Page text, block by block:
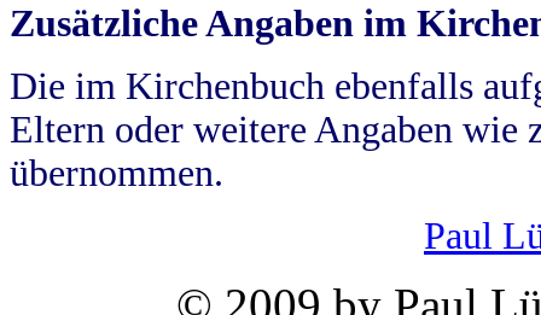
Zusätzliche Angaben im
Die im Kirchenbuch ebenfalls
Eltern oder weitere Angaben wie
übernommen.
Paul